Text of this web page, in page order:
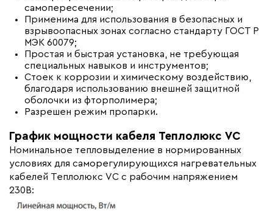
самопересечении;
Применима для использования в безопасных и
взрывоопасных зонах согласно стандарту ГОСТ Р
МЭК 60079;
Простая и быстрая установка, не требующая
специальных навыков и инструментов;
Стоек к коррозии и химическому воздействию,
благодаря использованию внешней защитной
оболочки из фторполимера;
Разрешен режим пропарки.
График мощности кабеля Теплолюкс VC
Номинальное тепловыделение в нормированных
условиях для саморегулирующихся нагревательных
кабелей Теплолюкс VC с рабочим напряжением
230В: